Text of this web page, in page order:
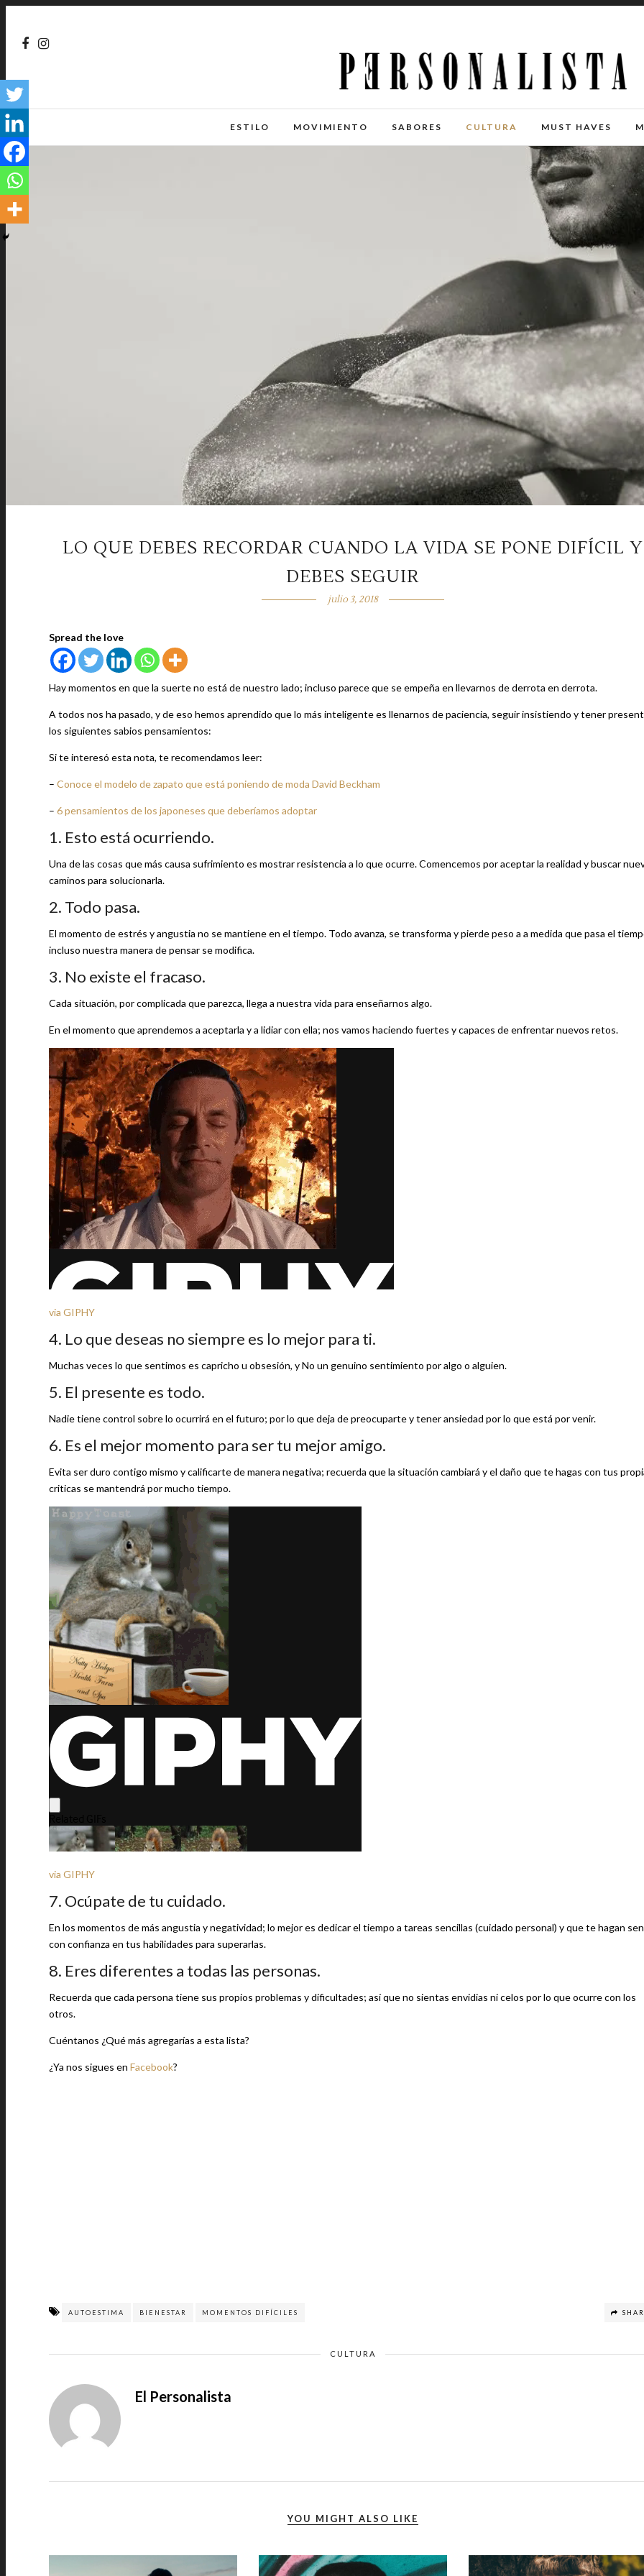
ESTILO MOVIMIENTO SABORES CULTURA MUST HAVES
LO QUE DEBES RECORDAR CUANDO LA VIDA SE PONE DIFÍCIL Y
DEBES SEGUIR
julio 3, 2018
Spread the love
Hay momentos en que la suerte no está de nuestro lado; incluso parece que se empeña en llevarnos de derrota en derrota.
A todos nos ha pasado, y de eso hemos aprendido que lo más inteligente es llenarnos de paciencia, seguir insistiendo y tener
los siguientes sabios pensamientos:
Si te interesó esta nota, te recomendamos leer:
– Conoce el modelo de zapato que está poniendo de moda David Beckham
– 6 pensamientos de los japoneses que deberíamos adoptar
1. Esto está ocurriendo.
Una de las cosas que más causa sufrimiento es mostrar resistencia a lo que ocurre. Comencemos por aceptar la realidad y buscar
caminos para solucionarla.
2. Todo pasa.
El momento de estrés y angustia no se mantiene en el tiempo. Todo avanza, se transforma y pierde peso a a medida que pasa el
incluso nuestra manera de pensar se modifica.
3. No existe el fracaso.
Cada situación, por complicada que parezca, llega a nuestra vida para enseñarnos algo.
En el momento que aprendemos a aceptarla y a lidiar con ella; nos vamos haciendo fuertes y capaces de enfrentar nuevos retos.
via GIPHY
4. Lo que deseas no siempre es lo mejor para ti.
Muchas veces lo que sentimos es capricho u obsesión, y No un genuino sentimiento por algo o alguien.
5. El presente es todo.
Nadie tiene control sobre lo ocurrirá en el futuro; por lo que deja de preocuparte y tener ansiedad por lo que está por venir.
6. Es el mejor momento para ser tu mejor amigo.
Evita ser duro contigo mismo y calificarte de manera negativa; recuerda que la situación cambiará y el daño que te hagas con tus
criticas se mantendrá por mucho tiempo.
via GIPHY
7. Ocúpate de tu cuidado.
En los momentos de más angustia y negatividad; lo mejor es dedicar el tiempo a tareas sencillas (cuidado personal) y que te hagan
con confianza en tus habilidades para superarlas.
8. Eres diferentes a todas las personas.
Recuerda que cada persona tiene sus propios problemas y dificultades; así que no sientas envidias ni celos por lo que ocurre con los
otros.
Cuéntanos ¿Qué más agregarías a esta lista?
¿Ya nos sigues en Facebook?
AUTOESTIMA BIENESTAR MOMENTOS DIFÍCILES
CULTURA
El Personalista
YOU MIGHT ALSO LIKE